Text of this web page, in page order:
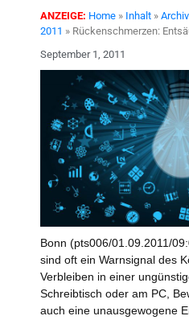
ANZEIGE: Home » Inhalt »
2011 » Rückenschmerzen:
September 1, 2011
Bonn (pts006/01.09.2011/
sind oft ein Warnsignal des
Verbleiben in einer
Schreibtisch oder am PC,
auch eine unausgewogene